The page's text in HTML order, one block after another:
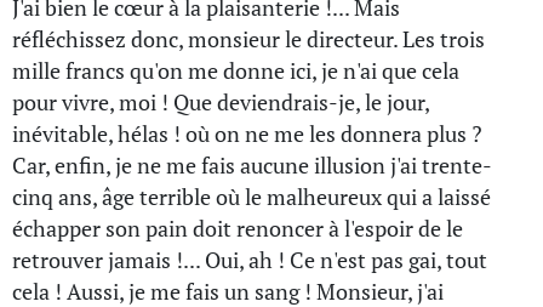
J'ai bien le cœur à la plaisanterie !... Mais
réfléchissez donc, monsieur le directeur. Les trois
mille francs qu'on me donne ici, je n'ai que cela
pour vivre, moi ! Que deviendrais-je, le jour,
inévitable, hélas ! où on ne me les donnera plus ?
Car, enfin, je ne me fais aucune illusion j'ai trente-
cinq ans, âge terrible où le malheureux qui a laissé
échapper son pain doit renoncer à l'espoir de le
retrouver jamais !... Oui, ah ! Ce n'est pas gai, tout
cela ! Aussi, je me fais un sang ! Monsieur, j'ai